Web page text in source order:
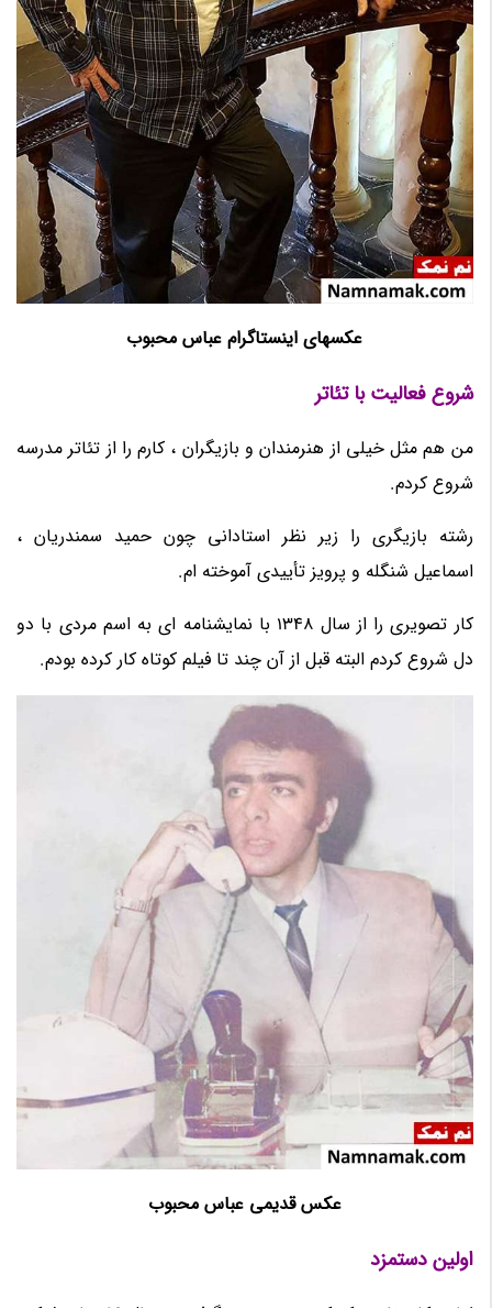
عکسهای اینستاگرام عباس محبوب
شروع فعالیت با تئاتر
من هم مثل خیلی از هنرمندان و بازیگران ، کارم را از تئاتر مدرسه
شروع کردم.
رشته بازیگری را زیر نظر استادانی چون حمید سمندریان ،
اسماعیل شنگله و پرویز تأییدی آموخته ام.
کار تصویری را از سال 1348 با نمایشنامه ای به اسم مردی با دو
دل شروع کردم البته قبل از آن چند تا فیلم کوتاه کار کرده بودم.
عکس قدیمی عباس محبوب
اولین دستمزد